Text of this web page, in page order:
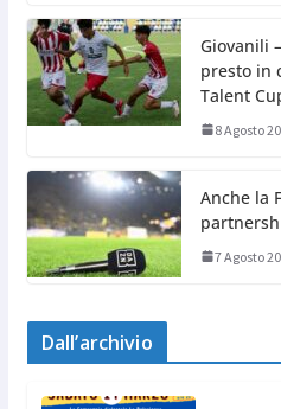
Giovanili
presto in
Talent
8 Agosto
Anche la
7 Agosto
Dall’archivio